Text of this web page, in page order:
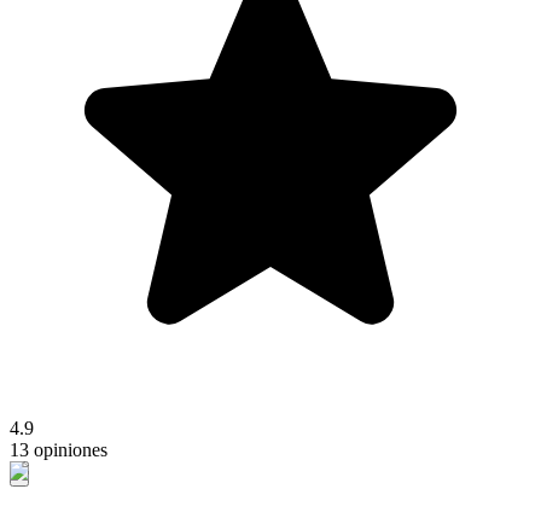
4.9
13 opiniones